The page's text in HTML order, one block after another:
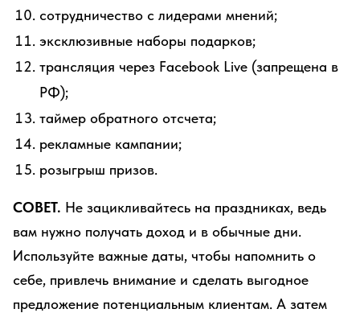
сотрудничество с лидерами мнений;
эксклюзивные наборы подарков;
трансляция через Facebook Live (запрещена в
РФ);
таймер обратного отсчета;
рекламные кампании;
розыгрыш призов.
СОВЕТ. Не зацикливайтесь на праздниках, ведь
вам нужно получать доход и в обычные дни.
Используйте важные даты, чтобы напомнить о
себе, привлечь внимание и сделать выгодное
предложение потенциальным клиентам. А затем